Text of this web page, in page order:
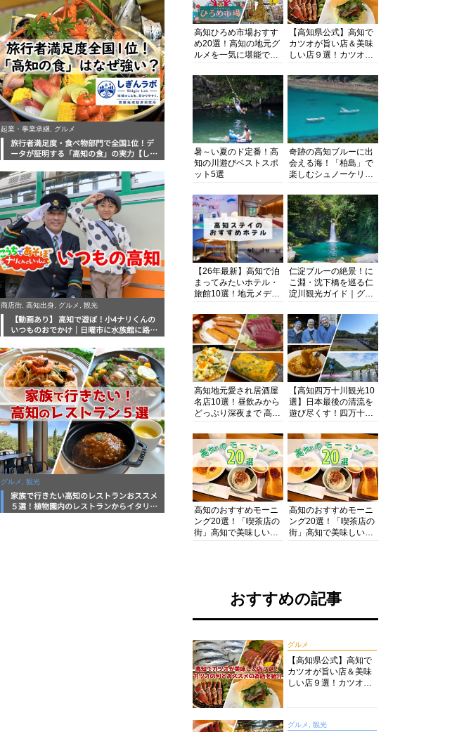
起業・事業承継, グルメ
旅行者満足度・食べ物部門で全国1位！デ
ータが証明する「高知の食」の実力【しぎ
商店街, 高知出身, グルメ, 観光
【動画あり】 高知で遊ぼ！小4ナリくんの
いつものおでかけ｜日曜市に水族館に路面
グルメ, 観光
家族で行きたい高知のレストランおススメ
５選！植物園内のレストランからイタリア
高知ひろめ市場おすす
め20選！高知の地元グ
ルメを一気に堪能でき
底解剖
【高知県公式】高知で
カツオが旨い店＆美味
しい店９選！カツオの
紹介
暑～い夏のド定番！高
知の川遊びベストスポ
ット5選
奇跡の高知ブルーに出
会える海！「柏島」で
楽しむシュノーケリン
浴にキャンプまで透明
度抜群の海の楽園を徹
底紹介
【26年最新】高知で泊
まってみたいホテル・
旅館10選！地元メディ
厳選
仁淀ブルーの絶景！に
こ淵・沈下橋を巡る仁
淀川観光ガイド｜グル
まで完全網羅！
高知地元愛され居酒屋
名店10選！昼飲みから
どっぷり深夜まで 高知
知グルメPro】
【高知四万十川観光10
選】日本最後の清流を
遊び尽くす！四万十川
を網羅したおすすめガ
イド
高知のおすすめモーニ
ング20選！「喫茶店の
街」高知で美味しい喫
高知のおすすめモーニ
ング20選！「喫茶店の
街」高知で美味しい喫
おすすめの記事
グルメ
【高知県公式】高知で
カツオが旨い店＆美味
しい店９選！カツオの
グルメ, 観光